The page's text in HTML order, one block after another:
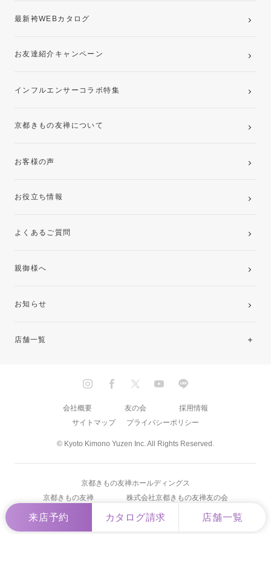
来店予約 カタログ請求 店舗一覧
最新袴WEBカタログ
お友達紹介キャンペーン
インフルエンサーコラボ特集
京都きもの友禅について
お客様の声
お役立ち情報
よくあるご質問
親御様へ
お知らせ
店舗一覧
九州
© Kyoto Kimono Yuzen Inc. All Rights Reserved.
会社概要 友の会
採用情報
サイトマップ
プライバシーポリシー
京都きもの友禅ホールディングス
京都きもの友禅
株式会社京都きもの友禅友の会